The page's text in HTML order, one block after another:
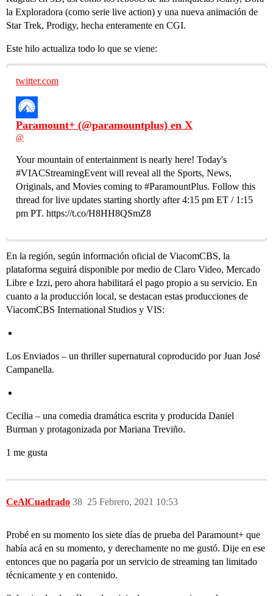
la Exploradora (como serie live action) y una nueva animación de
Star Trek, Prodigy, hecha enteramente en CGI.
Este hilo actualiza todo lo que se viene:
twitter.com
Paramount+ (@paramountplus) en X
@
Your mountain of entertainment is nearly here! Today's
#VIACStreamingEvent will reveal all the Sports, News,
Originals, and Movies coming to #ParamountPlus. Follow this
thread for live updates starting shortly after 4:15 pm ET / 1:15
pm PT. https://t.co/H8HH8QSmZ8
En la región, según información oficial de ViacomCBS, la
plataforma seguirá disponible por medio de Claro Video, Mercado
Libre e Izzi, pero ahora habilitará el pago propio a su servicio. En
cuanto a la producción local, se destacan estas producciones de
ViacomCBS International Studios y VIS:
Los Enviados – un thriller supernatural coproducido por Juan José
Campanella.
Cecilia – una comedia dramática escrita y producida Daniel
Burman y protagonizada por Mariana Treviño.
1 me gusta
CeAlCuadrado 25 Febrero, 2021 10:53
38
Probé en su momento los siete días de prueba del Paramount+ que
había acá en su momento, y derechamente no me gustó. Dije en ese
entonces que no pagaría por un servicio de streaming tan limitado
técnicamente y en contenido.